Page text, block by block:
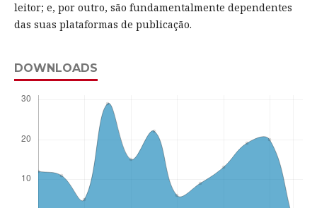
leitor; e, por outro, são fundamentalmente dependentes
das suas plataformas de publicação.
DOWNLOADS